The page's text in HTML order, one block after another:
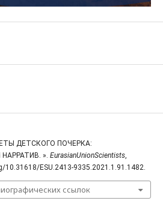
ДЕТСКОГО ПОЧЕРКА:
». EurasianUnionScientists,
10.31618/ESU.2413-9335.2021.1.91.1482.
ссылок